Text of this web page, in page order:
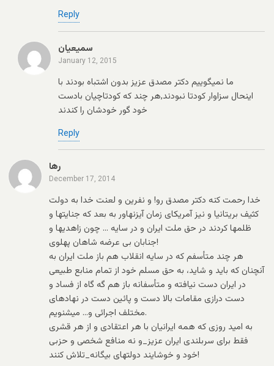
Reply
سمیعیان
January 12, 2015
ما نمیگوییم دکتر مصدق عزیز بدون اشتباه بودند با
اینحال سزاوار کودتا نبودند,هر چند که کودتاچیان بادست
خود گور خودشان را کندند
Reply
رها
December 17, 2014
خدا رحمت کنه دکتر مصدق رو! و نفرین و لعنت خدا به دولت
کثیف بریتانیا و نیز آمریکای زمان آیزنهاور به بعد که جنایتها و
ظلمها کردند در حق ملت ایران و در سایه … چون زاهدیها و
جنابان بی عرضه شاهان پهلوی!
هر چند متأسفم که در سایه انقلاب هم باز ملت ایران به
آنچنان که باید و شاید، به حق مسلم خود از تمام منابع طبیعی
در ایران دست نیافته و متأسفانه باز هم گه گاه از فساد و
دست درازی مقامات بالا دست و پائین دست در نهادهای
مختلف اجرائی و… میشنویم.
به امید روزی که همه ایرانیان با هر اعتقادی و از هر قشری
فقط برای سربلندی ایران عزیز_و نه منافع شخصی و حزبی
خود و خوشایند دولتهای بیگانه_تلاش کنند!